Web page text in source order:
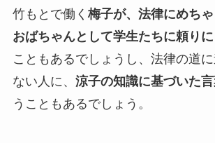
竹もとで働く 梅子が、法律にめち
おばちゃんとして学生たちに頼り
こともあるでしょうし、法律の道
ない人に、 涼子の知識に基づいた言
うこともあるでしょう。